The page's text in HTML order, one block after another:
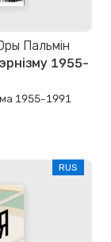
Пальмін
1955-
1955-1991
RUS